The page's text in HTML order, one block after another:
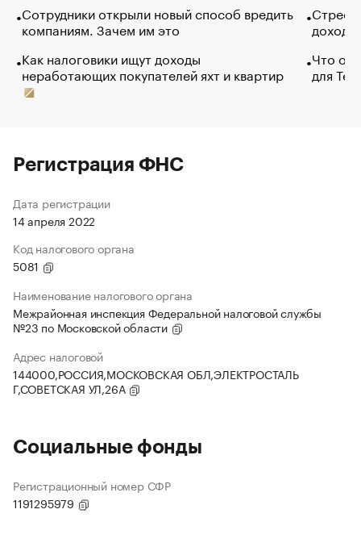
Сотрудники открыли новый способ вредить
компаниям. Зачем им это
Как налоговики ищут доходы
неработающих покупателей яхт и квартир
Что
для
Регистрация ФНС
Дата регистрации
14 апреля 2022
Код налогового органа
5081
Наименование налогового органа
Межрайонная инспекция Федеральной налоговой службы
№23 по Московской области
Адрес налоговой
144000,РОССИЯ,МОСКОВСКАЯ ОБЛ,ЭЛЕКТРОСТАЛЬ
Г,СОВЕТСКАЯ УЛ,26А
Социальные фонды
Регистрационный номер СФР
1191295979